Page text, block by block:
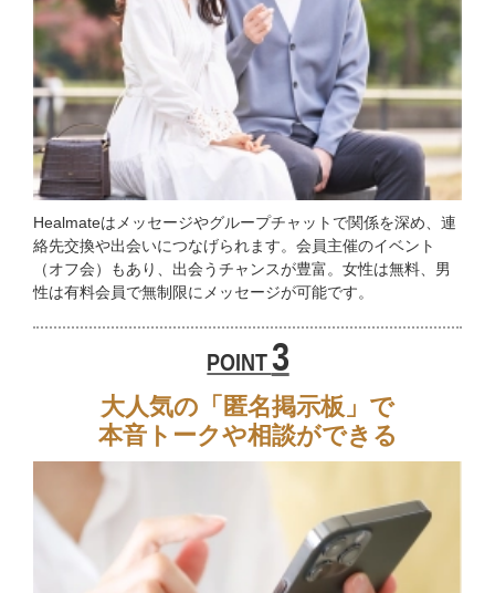
Healmateはメッセージやグループチャットで関係を深め、連
絡先交換や出会いにつなげられます。会員主催のイベント
（オフ会）もあり、出会うチャンスが豊富。女性は無料、男
性は有料会員で無制限にメッセージが可能です。
POINT3
大人気の「匿名掲示板」で
本音トークや相談ができる